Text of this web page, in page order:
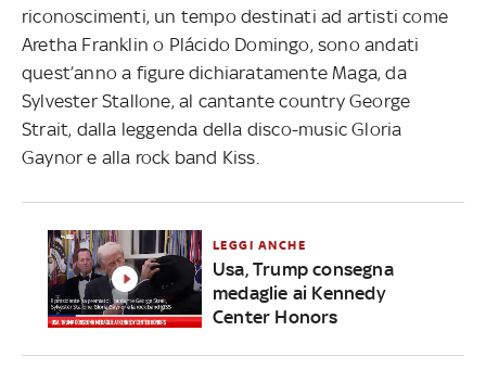
riconoscimenti, un tempo destinati ad artisti come
Aretha Franklin o Plácido Domingo, sono andati
quest’anno a figure dichiaratamente Maga, da
Sylvester Stallone, al cantante country George
Strait, dalla leggenda della disco-music Gloria
Gaynor e alla rock band Kiss.
LEGGI ANCHE
Usa, Trump consegna
medaglie ai Kennedy
Center Honors